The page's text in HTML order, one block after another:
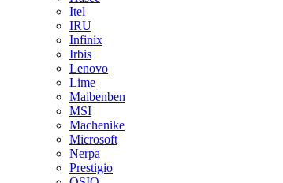
Itel
IRU
Infinix
Irbis
Lenovo
Lime
Maibenben
MSI
Machenike
Microsoft
Nerpa
Prestigio